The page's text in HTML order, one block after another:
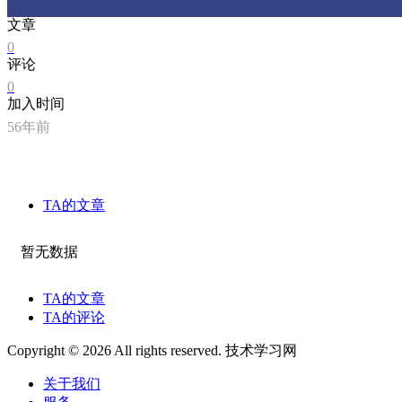
文章
0
评论
0
加入时间
56年前
TA的文章
暂无数据
TA的文章
TA的评论
Copyright © 2026 All rights reserved. 技术学习网
关于我们